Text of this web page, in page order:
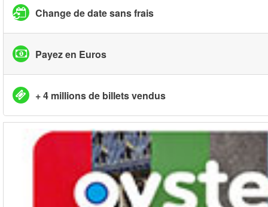
Change de date sans frais
Payez en Euros
+ 4 millions de billets vendus